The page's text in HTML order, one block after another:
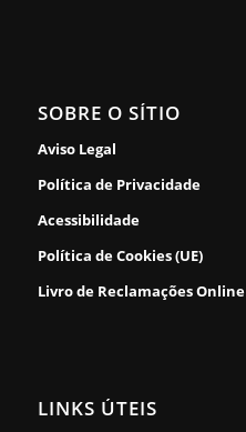
SOBRE O SÍTIO
Aviso Legal
Política de Privacidade
Acessibilidade
Política de Cookies (UE)
Livro de Reclamações Online
LINKS ÚTEIS